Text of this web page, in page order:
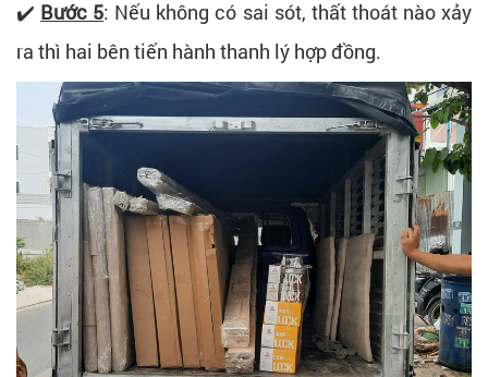
✔️ Bước 5: Nếu không có sai sót, thất thoát nào xảy
ra thì hai bên tiến hành thanh lý hợp đồng.